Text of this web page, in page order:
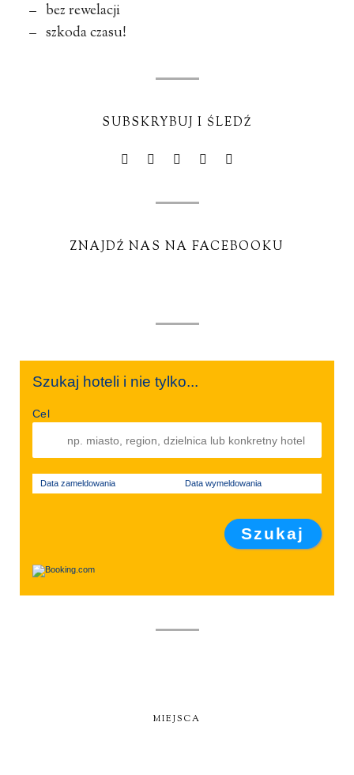
– bez rewelacji
– szkoda czasu!
SUBSKRYBUJ I ŚLEDŹ
ZNAJDŹ NAS NA FACEBOOKU
Szukaj hoteli i nie tylko...
Cel
Data zameldowania Data wymeldowania
MIEJSCA